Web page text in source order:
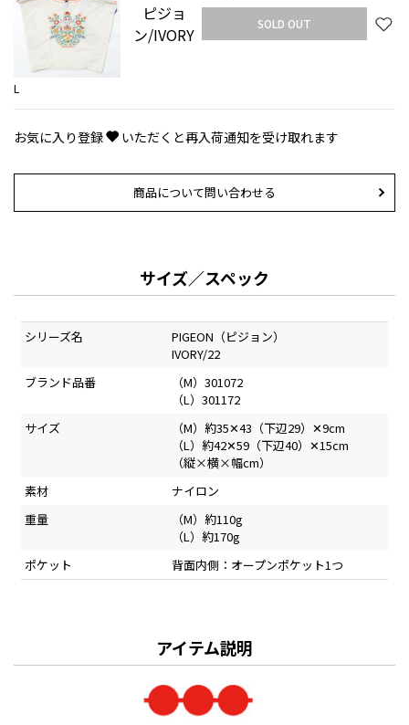
L
ピジョ
ン/IVORY
SOLD OUT
お気に入り登録 いただくと再入荷通知を受け取れます
商品について問い合わせる
サイズ／スペック
シリーズ名
PIGEON（ピジョン）
IVORY/22
ブランド品番
（M）301072
（L）301172
サイズ
（M）約35✕43（下辺29）✕9cm
（L）約42✕59（下辺40）✕15cm
（縦×横×幅cm）
素材
ナイロン
重量
（M）約110g
（L）約170g
ポケット
背面内側：オープンポケット1つ
アイテム説明